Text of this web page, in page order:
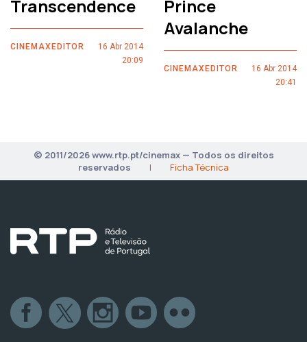
Transcendence
CINEMAXEDITOR
16 Abr 2014
20:09
Prince
Avalanche
CINEMAXEDITOR
16 Abr 2014
20:41
© 2011/2026 www.rtp.pt/cinemax — Todos os direitos
reservados
| Ficha Técnica